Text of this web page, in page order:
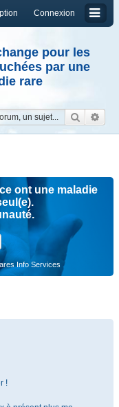
Connexion
pour les
par une
rare
ont une maladie
Info Services
!